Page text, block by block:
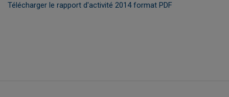
Télécharger le rapport d'activité 2014 format PDF